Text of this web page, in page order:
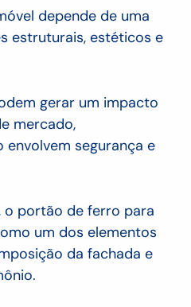
depende de uma
estruturais, estéticos e
gerar um impacto
mercado,
segurança e
o portão de ferro para
um dos elementos
da fachada e